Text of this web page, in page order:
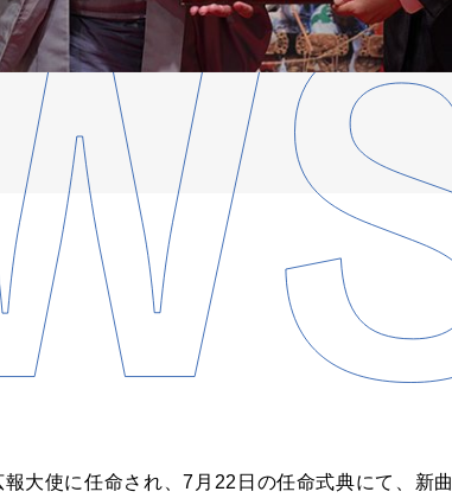
大使に任命され、7月22日の任命式典にて、新曲